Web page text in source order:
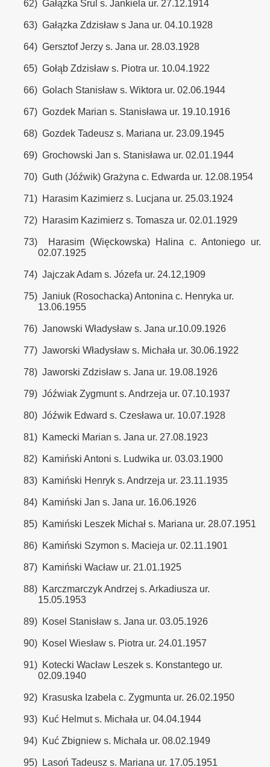
62) Gałązka Srul s. Jankiela ur. 27.12.1914
63) Gałązka Zdzisław s Jana ur. 04.10.1928
64) Gersztof Jerzy s. Jana ur. 28.03.1928
65) Gołąb Zdzisław s. Piotra ur. 10.04.1922
66) Golach Stanisław s. Wiktora ur. 02.06.1944
67) Gozdek Marian s. Stanisława ur. 19.10.1916
68) Gozdek Tadeusz s. Mariana ur. 23.09.1945
69) Grochowski Jan s. Stanisława ur. 02.01.1944
70) Guth (Jóźwik) Grażyna c. Edwarda ur. 12.08.1954
71) Harasim Kazimierz s. Lucjana ur. 25.03.1924
72) Harasim Kazimierz s. Tomasza ur. 02.01.1929
73)
Harasim (Więckowska) Halina c. Antoniego ur.
02.07.1925
74) Jajczak Adam s. Józefa ur. 24.12,1909
75) Janiuk (Rosochacka) Antonina c. Henryka ur.
13.06.1955
76) Janowski Władysław s. Jana ur.10.09.1926
77) Jaworski Władysław s. Michała ur. 30.06.1922
78) Jaworski Zdzisław s. Jana ur. 19.08.1926
79) Jóźwiak Zygmunt s. Andrzeja ur. 07.10.1937
80) Jóźwik Edward s. Czesława ur. 10.07.1928
81) Kamecki Marian s. Jana ur. 27.08.1923
82) Kamiński Antoni s. Ludwika ur. 03.03.1900
83) Kamiński Henryk s. Andrzeja ur. 23.11.1935
84) Kamiński Jan s. Jana ur. 16.06.1926
85) Kamiński Leszek Michał s. Mariana ur. 28.07.1951
86) Kamiński Szymon s. Macieja ur. 02.11.1901
87) Kamiński Wacław ur. 21.01.1925
88) Karczmarczyk Andrzej s. Arkadiusza ur.
15.05.1953
89) Kosel Stanisław s. Jana ur. 03.05.1926
90) Kosel Wiesław s. Piotra ur. 24.01.1957
91) Kotecki Wacław Leszek s. Konstantego ur.
02.09.1940
92) Krasuska Izabela c. Zygmunta ur. 26.02.1950
93) Kuć Helmut s. Michała ur. 04.04.1944
94) Kuć Zbigniew s. Michała ur. 08.02.1949
95) Lasoń Tadeusz s. Mariana ur. 17.05.1951